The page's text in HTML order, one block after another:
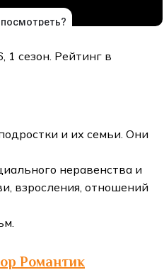
сезон. Рейтинг в
и их семьи. Они
неравенства и
взросления, отношений
Романтик